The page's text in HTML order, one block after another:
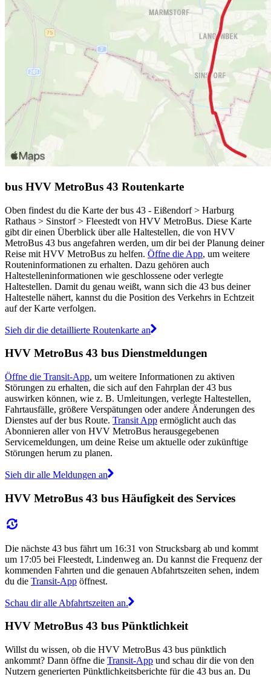
bus HVV MetroBus 43 Routenkarte
Oben findest du die Karte der bus 43 - Eißendorf > Harburg
Rathaus > Sinstorf > Fleestedt von HVV MetroBus. Diese Karte
gibt dir einen Überblick über alle Haltestellen, die von HVV
MetroBus 43 bus angefahren werden, um dir bei der Planung deiner
Reise mit HVV MetroBus zu helfen. Öffne die App, um weitere
Routeninformationen zu erhalten. Dazu gehören auch
Haltestelleninformationen wie geschlossene oder verlegte
Haltestellen. Damit du genau weißt, wann sich die 43 bus deiner
Haltestelle nähert, kannst du die Position des Verkehrs in Echtzeit
auf der Karte verfolgen.
Sieh dir die detaillierte Routenkarte an
HVV MetroBus 43 bus Dienstmeldungen
Öffne die Transit-App, um weitere Informationen zu aktiven
Störungen zu erhalten, die sich auf den Fahrplan der 43 bus
auswirken können, wie z. B. Umleitungen, verlegte Haltestellen,
Fahrtausfälle, größere Verspätungen oder andere Änderungen des
Dienstes auf der bus Route. Transit App ermöglicht auch das
Abonnieren aller von HVV MetroBus herausgegebenen
Servicemeldungen, um deine Reise um aktuelle oder zukünftige
Störungen herum zu planen.
Sieh dir alle Meldungen an
HVV MetroBus 43 bus Häufigkeit des Services
Die nächste 43 bus fährt um 16:31 von Strucksbarg ab und kommt
um 17:05 bei Fleestedt, Lindenweg an. Du kannst die Frequenz der
kommenden Fahrten und die genauen Abfahrtszeiten sehen, indem
du die Transit-App öffnest.
Schau dir alle Abfahrtszeiten an.
HVV MetroBus 43 bus Pünktlichkeit
Willst du wissen, ob die HVV MetroBus 43 bus pünktlich
ankommt? Dann öffne die Transit-App und schau dir die von den
Nutzern generierten Pünktlichkeitsberichte für die 43 bus an. Du